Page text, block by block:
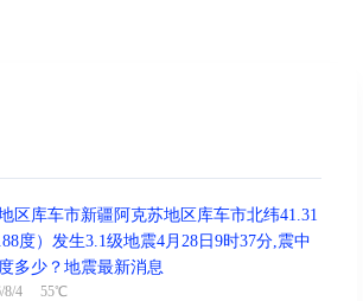
酉时(17:00-18:59) 吉
己酉时 17:00 - 18:59
喜神东北 财神正北 福神正南
宜
结婚、交易、入宅、开业、祈福、
区库车市新疆阿克苏地区库车市北纬41.31
度）发生3.1级地震4月28日9时37分,震中
多少？地震最新消息
8/4 55℃